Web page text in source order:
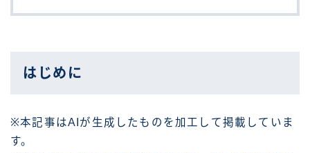
はじめに
※本記事はAIが生成したものを加工して掲載していま
す。